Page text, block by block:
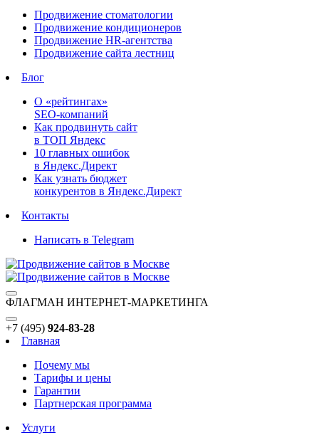
Продвижение стоматологии
Продвижение кондиционеров
Продвижение HR-агентства
Продвижение сайта лестниц
Блог
О «рейтингах»
SEO-компаний
Как продвинуть сайт
в ТОП Яндекс
10 главных ошибок
в Яндекс.Директ
Как узнать бюджет
конкурентов в Яндекс.Директ
Контакты
Написать в Telegram
ФЛАГМАН ИНТЕРНЕТ-МАРКЕТИНГА
+7 (495) 924-83-28
Главная
Почему мы
Тарифы и цены
Гарантии
Партнерская программа
Услуги